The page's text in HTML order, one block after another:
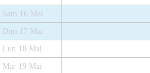
Sam 16 Mai
Dim 17 Mai
Lun 18 Mai
Mar 19 Mai